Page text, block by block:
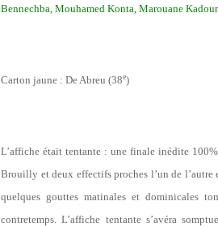
Bennechba, Mouhamed Konta, Marouane
Carton jaune : De Abreu (38e)
L’affiche était tentante : une finale inédite
Brouilly et deux effectifs proches l’un de l’autre
quelques gouttes matinales et dominicales
contretemps. L’affiche tentante s’avéra